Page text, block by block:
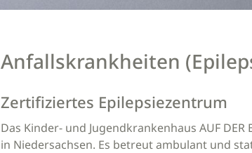
Anfallskrankheiten
Zertifiziertes Epilepsiezentrum
Das Kinder- und Jugendkrankenhaus AUF
in Niedersachsen. Es betreut ambulant und